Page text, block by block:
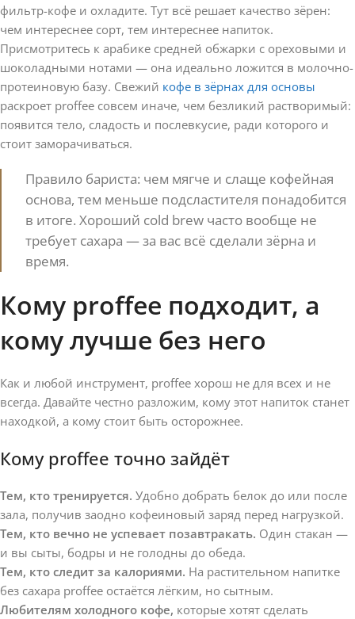
фильтр-кофе и охладите. Тут всё решает качество зёрен:
чем интереснее сорт, тем интереснее напиток.
Присмотритесь к арабике средней обжарки с ореховыми и
шоколадными нотами — она идеально ложится в молочно-
протеиновую базу. Свежий кофе в зёрнах для основы
раскроет proffee совсем иначе, чем безликий растворимый:
появится тело, сладость и послевкусие, ради которого и
стоит заморачиваться.
Правило бариста: чем мягче и слаще кофейная
основа, тем меньше подсластителя понадобится
в итоге. Хороший cold brew часто вообще не
требует сахара — за вас всё сделали зёрна и
время.
Кому proffee подходит, а
кому лучше без него
Как и любой инструмент, proffee хорош не для всех и не
всегда. Давайте честно разложим, кому этот напиток станет
находкой, а кому стоит быть осторожнее.
Кому proffee точно зайдёт
Тем, кто тренируется. Удобно добрать белок до или после
зала, получив заодно кофеиновый заряд перед нагрузкой.
Тем, кто вечно не успевает позавтракать. Один стакан —
и вы сыты, бодры и не голодны до обеда.
Тем, кто следит за калориями. На растительном напитке
без сахара proffee остаётся лёгким, но сытным.
Любителям холодного кофе, которые хотят сделать